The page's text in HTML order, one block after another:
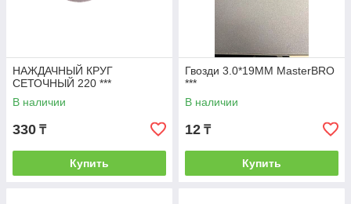
НАЖДАЧНЫЙ КРУГ
СЕТОЧНЫЙ 220 ***
В наличии
330 ₸
Купить
Гвозди 3.0*19MM MasterBRO
***
В наличии
12 ₸
Купить